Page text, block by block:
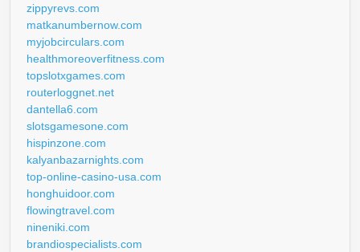
zippyrevs.com
matkanumbernow.com
myjobcirculars.com
healthmoreoverfitness.com
topslotxgames.com
routerloggnet.net
dantella6.com
slotsgamesone.com
hispinzone.com
kalyanbazarnights.com
top-online-casino-usa.com
honghuidoor.com
flowingtravel.com
nineniki.com
brandiospecialists.com